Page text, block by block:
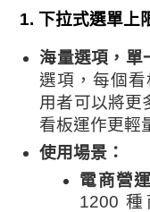
1. 下拉式選單上
海量選項，單
選項，每個
用者可以將更
看板運作更輕
使用場景：
電商營
1200